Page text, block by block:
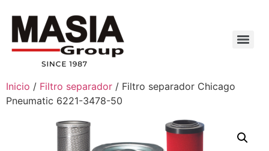
Inicio / Filtro separador / Filtro separador Chicago
Pneumatic 6221-3478-50